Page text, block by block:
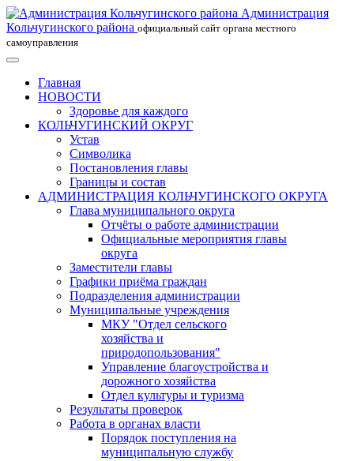
Администрация
Кольчугинского района официальный сайт органа местного
самоуправления
Главная
НОВОСТИ
Здоровье для каждого
КОЛЬЧУГИНСКИЙ ОКРУГ
Устав
Символика
Постановления главы
Границы и состав
АДМИНИСТРАЦИЯ КОЛЬЧУГИНСКОГО ОКРУГА
Глава муниципального округа
Отчёты о работе администрации
Официальные мероприятия главы
округа
Заместители главы
Графики приёма граждан
Подразделения администрации
Муниципальные учреждения
МКУ "Отдел сельского
хозяйства и
природопользования"
Управление благоустройства и
дорожного хозяйства
Отдел культуры и туризма
Результаты проверок
Работа в органах власти
Порядок поступления на
муниципальную службу